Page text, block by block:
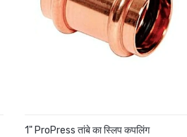
1" ProPress तांबे का स्लिप कपलिंग